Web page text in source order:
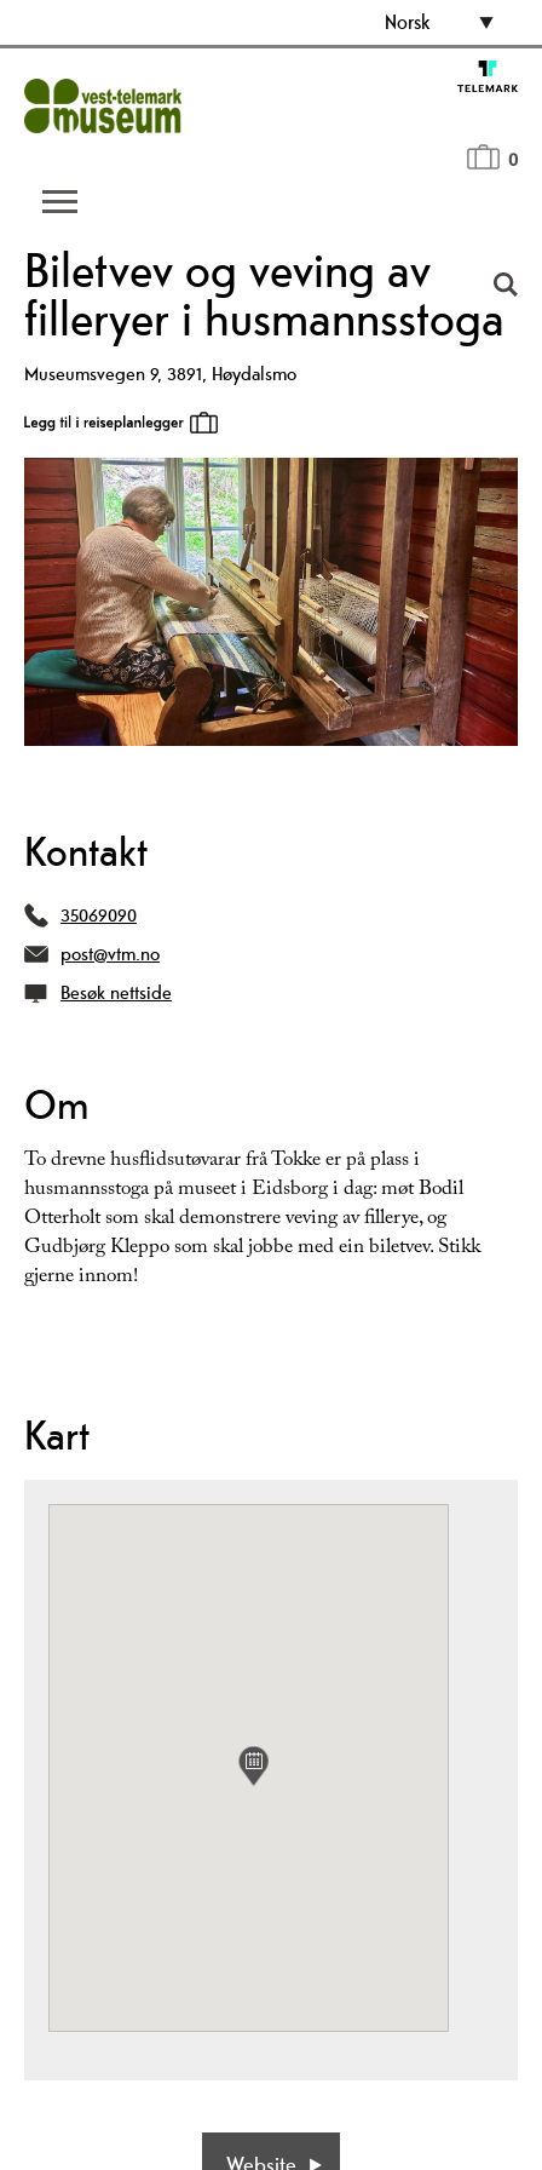
Norsk
0
Biletvev og veving av
filleryer i husmannsstoga
Museumsvegen 9, 3891, Høydalsmo
Kontakt
35069090
post@vtm.no
Besøk nettside
Om
To drevne husflidsutøvarar frå Tokke er på plass i
husmannsstoga på museet i Eidsborg i dag: møt Bodil
Otterholt som skal demonstrere veving av fillerye, og
Gudbjørg Kleppo som skal jobbe med ein biletvev. Stikk
gjerne innom!
Kart